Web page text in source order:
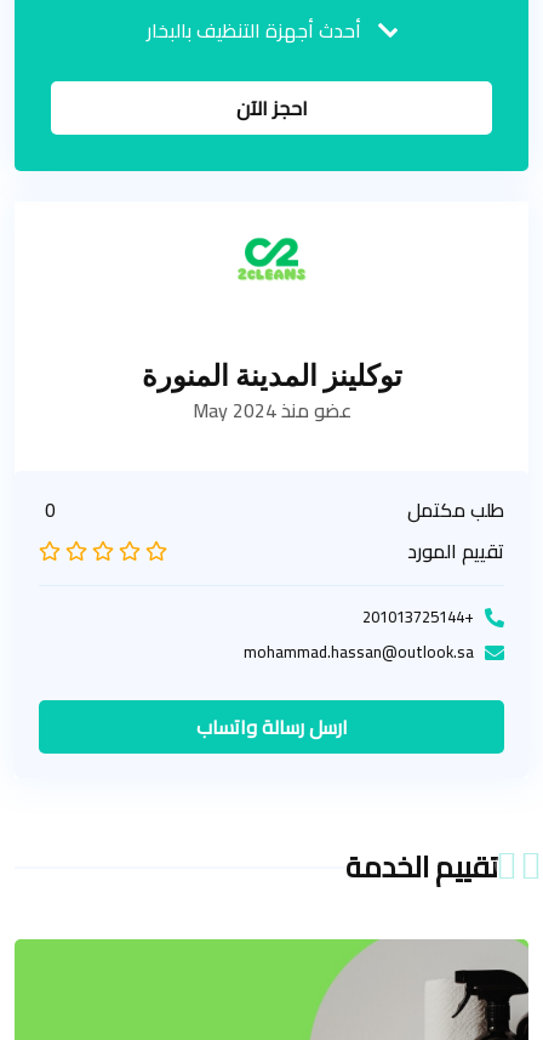
أحدث أجهزة التنظيف بالبخار
احجز الآن
توكلينز المدينة المنورة
عضو منذ May 2024
طلب مكتمل
0
تقييم المورد
+201013725144
mohammad.hassan@outlook.sa
ارسل رسالة واتساب
تقييم الخدمة